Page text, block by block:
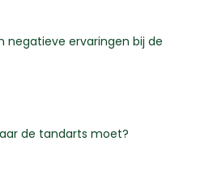
negatieve ervaringen bij de
de tandarts moet?